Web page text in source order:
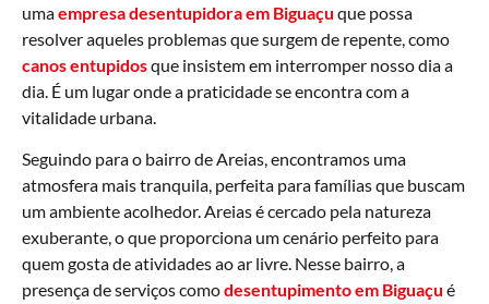
umaempresa desentupidora em Biguaçu que possa
resolver aqueles problemas que surgem de repente, como
canos entupidosque insistem em interromper nosso dia a
dia. É um lugar onde a praticidade se encontra com a
vitalidade urbana.
Seguindo para o bairro de Areias, encontramos uma
atmosfera mais tranquila, perfeita para famílias que buscam
um ambiente acolhedor. Areias é cercado pela natureza
exuberante, o que proporciona um cenário perfeito para
quem gosta de atividades ao ar livre. Nesse bairro, a
presença de serviços comodesentupimento em Biguaçu é